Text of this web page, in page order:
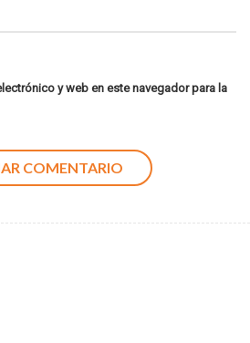
y web en este navegador para la